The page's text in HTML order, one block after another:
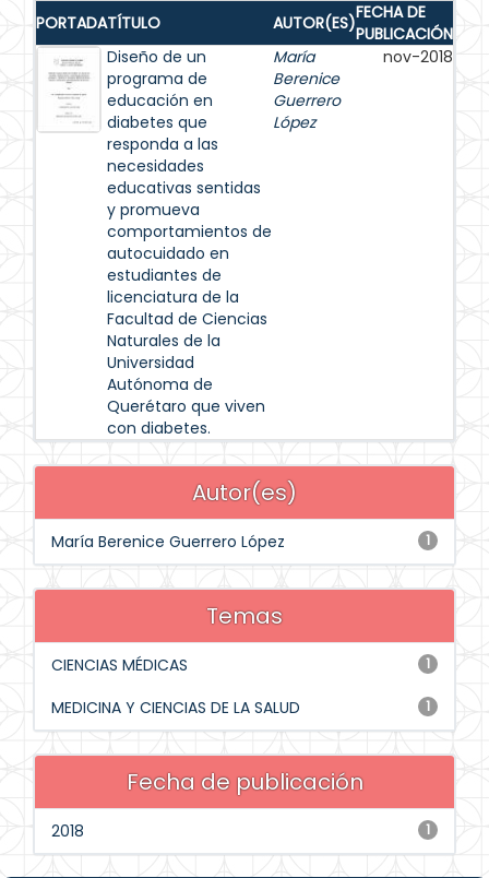
PORTADATÍTULO AUTOR(ES)FECHA DE
PUBLICACIÓN
Diseño de un
programa de
educación en
diabetes que
responda a las
necesidades
educativas sentidas
y promueva
comportamientos de
autocuidado en
estudiantes de
licenciatura de la
Facultad de Ciencias
Naturales de la
Universidad
Autónoma de
Querétaro que viven
con diabetes.
María
Berenice
Guerrero
López
nov-2018
Autor(es)
1
María Berenice Guerrero López
Temas
1
CIENCIAS MÉDICAS
1
MEDICINA Y CIENCIAS DE LA SALUD
Fecha de publicación
1
2018